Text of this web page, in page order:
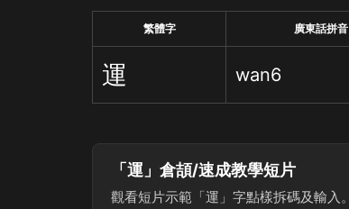
繁體字 廣東話拼音
運 wan6
「運」倉頡/速成教學短片
觀看短片示範「運」字點樣拆碼及輸入。